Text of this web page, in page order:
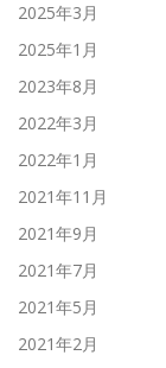
2025年3月
2025年1月
2023年8月
2022年3月
2022年1月
2021年11月
2021年9月
2021年7月
2021年5月
2021年2月